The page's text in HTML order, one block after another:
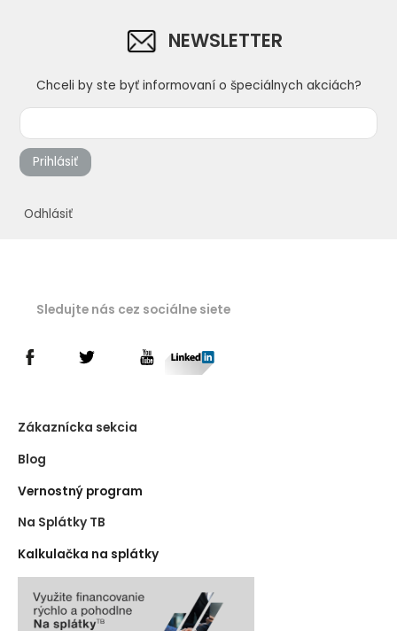
NEWSLETTER
Chceli by ste byť informovaní o špeciálnych akciách?
Prihlásiť
Odhlásiť
Sledujte nás cez sociálne siete
Zákaznícka sekcia
Blog
Vernostný program
Na Splátky TB
Kalkulačka na splátky